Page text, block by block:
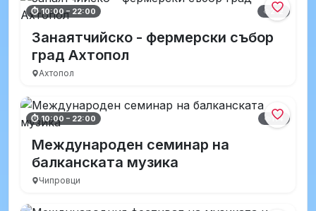
⏱ 10:00 – 22:00 212
Занаятчийско - фермерски събор
град Ахтопол
Ахтопол
⏱ 10:00 – 22:00 114
Международен семинар на
балканската музика
Чипровци